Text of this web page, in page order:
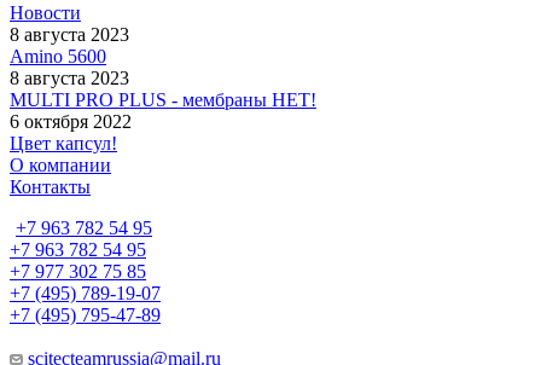
Новости
8 августа 2023
Amino 5600
8 августа 2023
MULTI PRO PLUS - мембраны НЕТ!
6 октября 2022
Цвет капсул!
О компании
Контакты
+7 963 782 54 95
+7 963 782 54 95
+7 977 302 75 85
+7 (495) 789-19-07
+7 (495) 795-47-89
scitecteamrussia@mail.ru